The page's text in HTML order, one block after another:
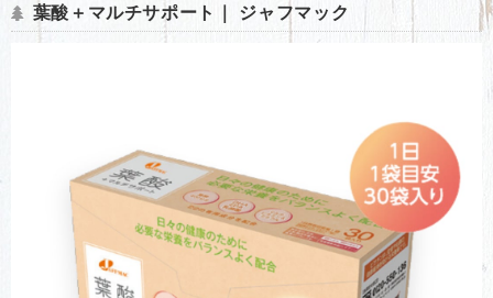
葉酸＋マルチサポート｜ ジャフマック